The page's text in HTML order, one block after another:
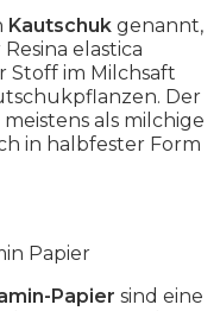
Kautschuk genannt,
elastica
Stoff im Milchsaft
Der
als milchige
in halbfester Form
Papier sind eine